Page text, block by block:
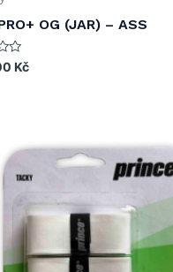
OG (JAR) – ASS
Kč